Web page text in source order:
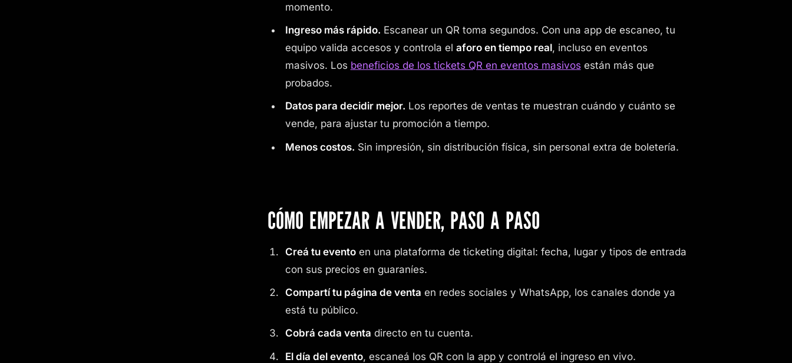
momento.
Ingreso más rápido. Escanear un QR toma segundos. Con una app de escaneo, tu
equipo valida accesos y controla el aforo en tiempo real, incluso en eventos
masivos. Los beneficios de los tickets QR en eventos masivos están más que
probados.
Datos para decidir mejor. Los reportes de ventas te muestran cuándo y cuánto se
vende, para ajustar tu promoción a tiempo.
Menos costos. Sin impresión, sin distribución física, sin personal extra de boletería.
CÓMO EMPEZAR A VENDER, PASO A PASO
Creá tu eventoen una plataforma de ticketing digital: fecha, lugar y tipos de entrada
con sus precios en guaraníes.
Compartí tu página de venta en redes sociales y WhatsApp, los canales donde ya
está tu público.
Cobrá cada venta directo en tu cuenta.
El día del evento, escaneá los QR con la app y controlá el ingreso en vivo.